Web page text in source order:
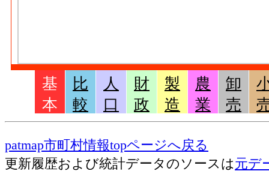
基
本
比
較
人
口
財
政
製
造
農
業
卸
売
patmap市町村情報topページへ戻る
更新履歴および統計データのソースは元デ